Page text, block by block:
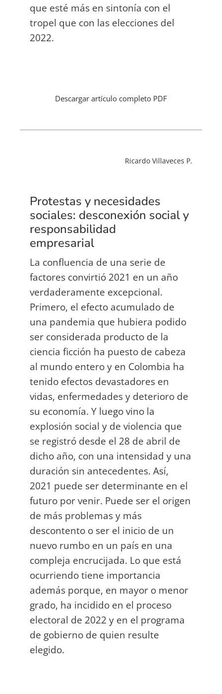
que esté más en sintonía con el
tropel que con las elecciones del
2022.
Descargar artículo completo PDF
Ricardo Villaveces P.
Protestas y necesidades
sociales: desconexión social y
responsabilidad
empresarial
La confluencia de una serie de
factores convirtió 2021 en un año
verdaderamente excepcional.
Primero, el efecto acumulado de
una pandemia que hubiera podido
ser considerada producto de la
ciencia ficción ha puesto de cabeza
al mundo entero y en Colombia ha
tenido efectos devastadores en
vidas, enfermedades y deterioro de
su economía. Y luego vino la
explosión social y de violencia que
se registró desde el 28 de abril de
dicho año, con una intensidad y una
duración sin antecedentes. Así,
2021 puede ser determinante en el
futuro por venir. Puede ser el origen
de más problemas y más
descontento o ser el inicio de un
nuevo rumbo en un país en una
compleja encrucijada. Lo que está
ocurriendo tiene importancia
además porque, en mayor o menor
grado, ha incidido en el proceso
electoral de 2022 y en el programa
de gobierno de quien resulte
elegido.